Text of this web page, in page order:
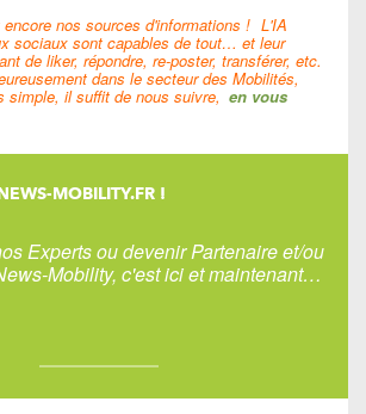
nos sources d'informations ! L'IA
sociaux sont capables de tout… et leur
de liker, répondre, re-poster, transférer, etc.
dans le secteur des Mobilités,
simple, il suffit de nous suivre, en vous
MOBILITY.FR !
Experts ou devenir Partenaire et/ou
Mobility, c'est ici et maintenant…